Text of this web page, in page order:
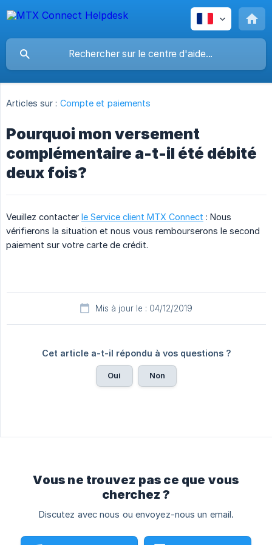
Articles sur : Compte et paiements
Pourquoi mon versement
complémentaire a-t-il été débité
deux fois?
Veuillez contacter le Service client MTX Connect : Nous
vérifierons la situation et nous vous rembourserons le second
paiement sur votre carte de crédit.
Mis à jour le : 04/12/2019
Cet article a-t-il répondu à vos questions ?
Oui Non
Vous ne trouvez pas ce que vous
cherchez ?
Discutez avec nous ou envoyez-nous un email.